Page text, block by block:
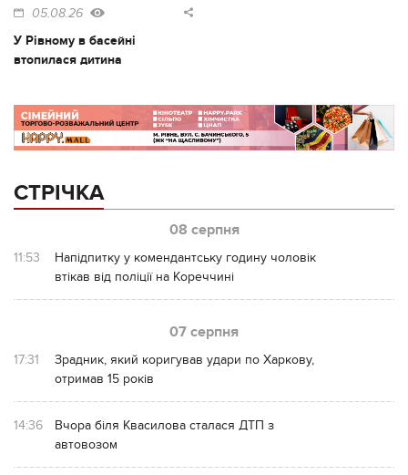
05.08.26
У Рівному в басейні
втопилася дитина
СТРІЧКА
08 серпня
11:53
Напідпитку у комендантську годину чоловік
втікав від поліції на Кореччині
07 серпня
17:31
Зрадник, який коригував удари по Харкову,
отримав 15 років
14:36
Вчора біля Квасилова сталася ДТП з
автовозом